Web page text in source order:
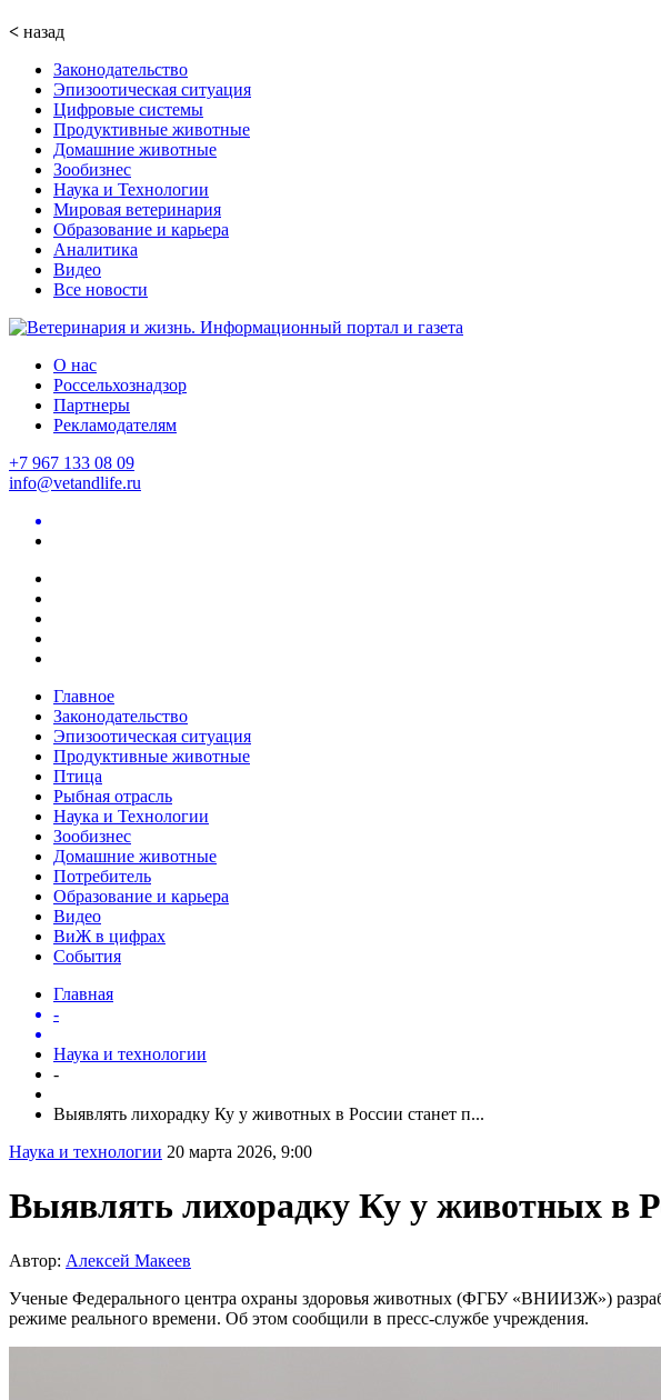
< назад
Законодательство
Эпизоотическая ситуация
Цифровые системы
Продуктивные животные
Домашние животные
Зообизнес
Наука и Технологии
Мировая ветеринария
Образование и карьера
Аналитика
Видео
Все новости
О нас
Россельхознадзор
Партнеры
Рекламодателям
+7 967 133 08 09
info@vetandlife.ru
Главное
Законодательство
Эпизоотическая ситуация
Продуктивные животные
Птица
Рыбная отрасль
Наука и Технологии
Зообизнес
Домашние животные
Потребитель
Образование и карьера
Видео
ВиЖ в цифрах
События
Главная
-
Наука и технологии
-
Выявлять лихорадку Ку у животных в России станет п...
Наука и технологии 20 марта 2026, 9:00
Выявлять лихорадку Ку у животных в
Автор: Алексей Макеев
Ученые Федерального центра охраны здоровья животных (ФГБУ «ВНИИЗЖ»)
режиме реального времени. Об этом сообщили в пресс-службе учреждения.